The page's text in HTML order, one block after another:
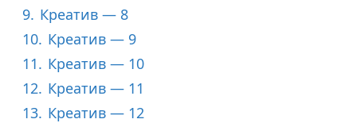
9. Креатив — 8
10. Креатив — 9
11. Креатив — 10
12. Креатив — 11
13. Креатив — 12